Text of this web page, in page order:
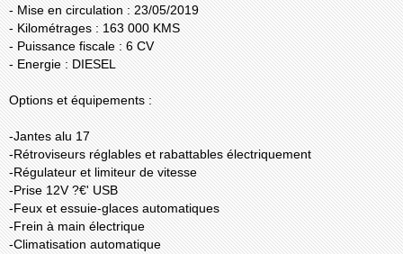
- Mise en circulation : 23/05/2019
- Kilométrages : 163 000 KMS
- Puissance fiscale : 6 CV
- Energie : DIESEL
Options et équipements :
-Jantes alu 17
-Rétroviseurs réglables et rabattables électriquement
-Régulateur et limiteur de vitesse
-Prise 12V ?€' USB
-Feux et essuie-glaces automatiques
-Frein à main électrique
-Climatisation automatique